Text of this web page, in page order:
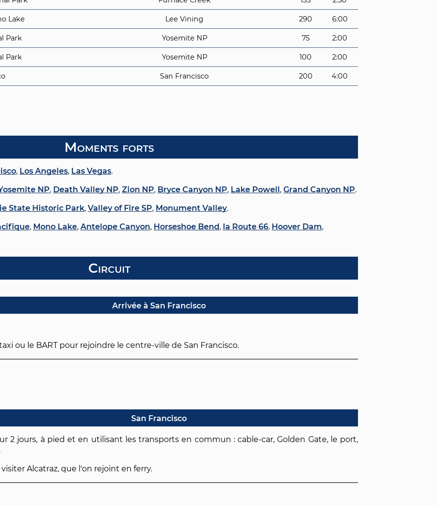
Lake Lee Vining 290 6:00
Park Yosemite NP 75 2:00
Park Yosemite NP 100 2:00
San Francisco 200 4:00
Moments forts
, Los Angeles, Las Vegas.
NP, Death Valley NP, Zion NP, Bryce Canyon NP, Lake Powell , Grand Canyon NP.
State Historic Park, Valley of Fire SP, Monument Valley.
, Mono Lake, Antelope Canyon, Horseshoe Bend , la Route 66, Hoover Dam,
Circuit
Arrivée à San Francisco
ou le BART pour rejoindre le centre-ville de San Francisco.
San Francisco
2 jours, à pied et en utilisant les transports en commun : cable-car, Golden Gate, le port,
Alcatraz, que l'on rejoint en ferry.